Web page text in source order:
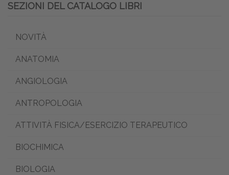
SEZIONI DEL CATALOGO LIBRI
NOVITÀ
ANATOMIA
ANGIOLOGIA
ANTROPOLOGIA
ATTIVITÀ FISICA/ESERCIZIO TERAPEUTICO
BIOCHIMICA
BIOLOGIA